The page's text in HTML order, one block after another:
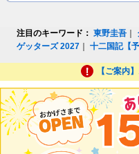
注目のキーワード： 東野圭吾
ゲッターズ 2027 ｜十二国記【予
【ご案内